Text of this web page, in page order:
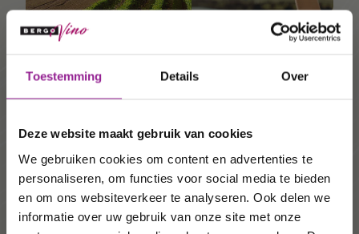
Toestemming Details Over
Deze website maakt gebruik van cookies
We gebruiken cookies om content en advertenties te
personaliseren, om functies voor social media te bieden
en om ons websiteverkeer te analyseren. Ook delen we
informatie over uw gebruik van onze site met onze
Duurzame wijnen
staat dat de wijnboer een werkwijze hanteert die
goed is voor het milieu, mens en dier. Dus waar
mogelijk werkt de wijnmaker
biologisch
. Het grote
verschil met biologisch is dat deze vorm van
wijnbouw niet als zodanig is gecertificeerd omdat
de wijnboer zich het recht voorhoudt om met
Ontvang 10%
korting op uw
volgende
order!
Wij houden u graag op de
hoogte van onze acties,